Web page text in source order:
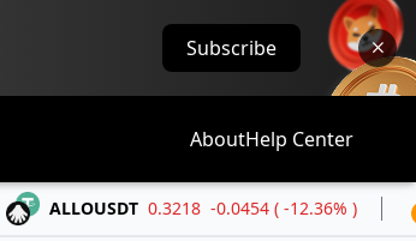
Subscribe
AboutHelp Center
0.3218 -0.0454 ( -12.36% )